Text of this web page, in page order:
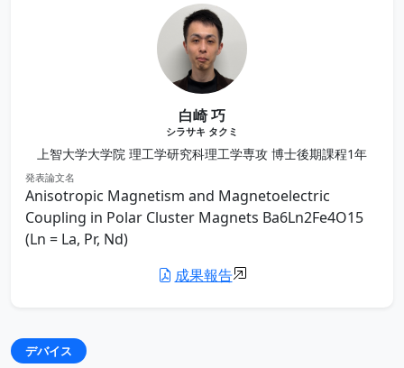
白崎 巧
シラサキ タクミ
上智大学大学院 理工学研究科理工学専攻 博士後期課程1年
発表論文名
Anisotropic Magnetism and Magnetoelectric
Coupling in Polar Cluster Magnets Ba6Ln2Fe4O15
(Ln = La, Pr, Nd)
成果報告
デバイス